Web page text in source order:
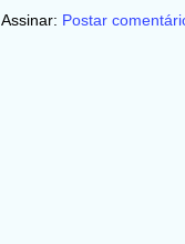
Assinar: Postar